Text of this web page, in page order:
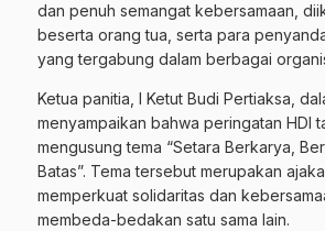
dan penuh semangat kebersamaan,
beserta orang tua, serta para
yang tergabung dalam berbagai
Ketua panitia, I Ketut Budi Pertiaksa,
menyampaikan bahwa peringatan HDI
mengusung tema “Setara Berkarya,
Batas”. Tema tersebut merupakan
memperkuat solidaritas dan
membeda-bedakan satu sama lain.